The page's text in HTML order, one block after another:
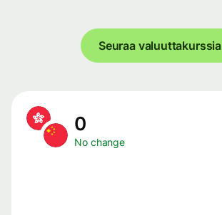
Seuraa valuuttakurssia
0
No change